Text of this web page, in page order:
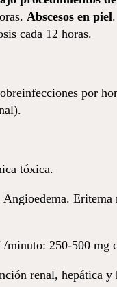
Abscesos en piel
cada 12 horas.
por
tóxica.
250-500 mg
renal, hepática